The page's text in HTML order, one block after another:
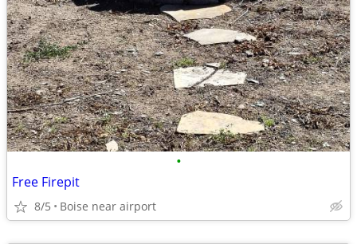
•
Free Firepit
8/5 Boise near airport